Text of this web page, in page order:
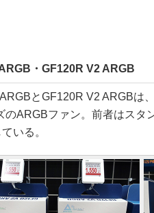
・GF120R V2 ARGB
とGF120R V2 ARGBは
のARGBファン。前者はスタ
いる。